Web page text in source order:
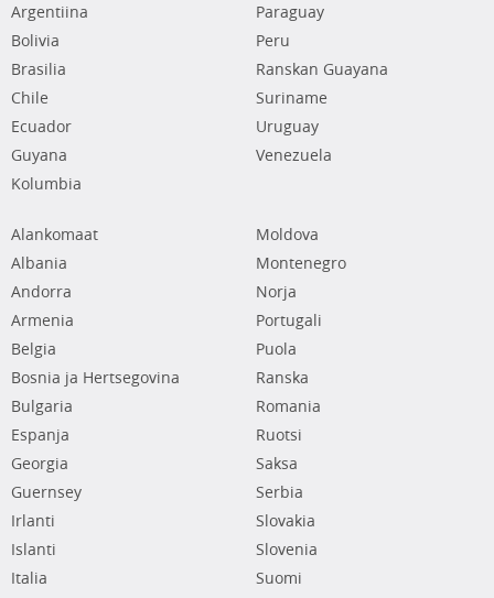
Argentiina
Bolivia
Brasilia
Chile
Ecuador
Guyana
Kolumbia
Paraguay
Peru
Ranskan Guayana
Suriname
Uruguay
Venezuela
Alankomaat
Albania
Andorra
Armenia
Belgia
Bosnia ja Hertsegovina
Bulgaria
Espanja
Georgia
Guernsey
Irlanti
Islanti
Italia
Moldova
Montenegro
Norja
Portugali
Puola
Ranska
Romania
Ruotsi
Saksa
Serbia
Slovakia
Slovenia
Suomi